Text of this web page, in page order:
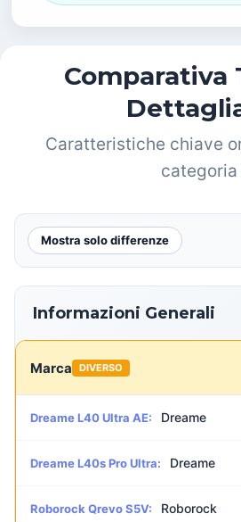
Comparativa
Caratteristiche chiave
categoria
Mostra solo differenze
Informazioni Generali
Marca DIVERSO
Dreame L40 Ultra AE: Dreame
Dreame L40s Pro Ultra: Dreame
Roborock Qrevo S5V: Roborock